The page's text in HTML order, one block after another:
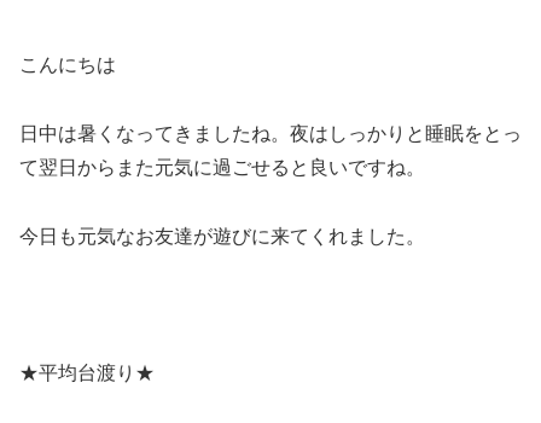
こんにちは
日中は暑くなってきましたね。夜はしっかりと睡眠をとっ
て翌日からまた元気に過ごせると良いですね。
今日も元気なお友達が遊びに来てくれました。
★平均台渡り★